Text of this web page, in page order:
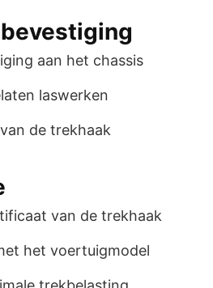
aan het chassis
laswerken
de trekhaak
van de trekhaak
het voertuigmodel